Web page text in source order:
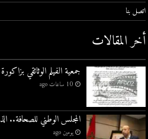
اتصل بنا
أخر المقالات
جمعية الفيلم الوثائقي
10 ساعات ago
المجلس الوطني للصحافة..
يومين ago